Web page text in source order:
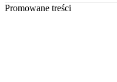
Promowane treści